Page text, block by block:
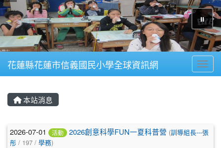
⏸
花蓮縣花蓮市信義國民小學全球資訊網
本站消息
文章列表
2026-07-01 活動 2026創意科學FUN一夏科普營 (訓導組長---張
彤 / 197 / 學務)